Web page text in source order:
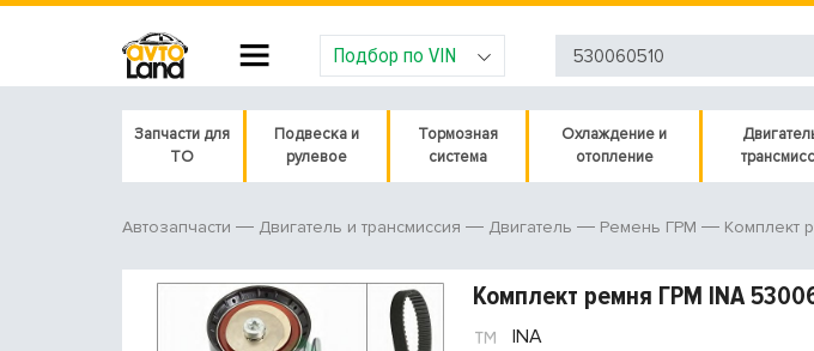
Подбор по VIN
Запчасти для
ТО
Подвеска и
рулевое
Тормозная
система
Охлаждение и
отопление
Автозапчасти Двигатель и трансмиссия Двигатель Ремень ГРМ Комплект
Комплект ремня ГРМ INA
INA